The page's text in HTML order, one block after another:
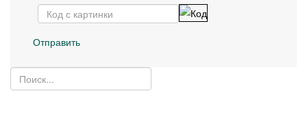
Отправить